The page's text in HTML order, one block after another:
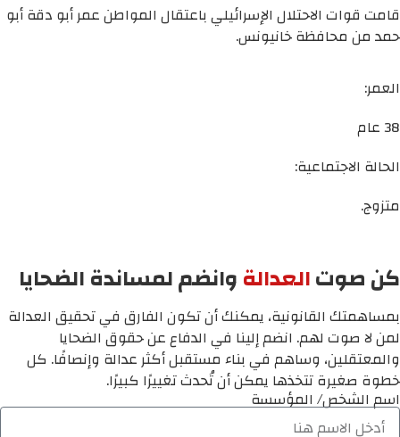
قامت قوات الاحتلال الإسرائيلي باعتقال المواطن عمر أبو دقة أبو
حمد من محافظة خانيونس.
العمر:
38 عام
الحالة الاجتماعية:
متزوج.
كن صوتالعدالةوانضم لمساندة الضحايا
بمساهمتك القانونية، يمكنك أن تكون الفارق في تحقيق العدالة
لمن لا صوت لهم. انضم إلينا في الدفاع عن حقوق الضحايا
والمعتقلين، وساهم في بناء مستقبل أكثر عدالة وإنصافًا. كل
خطوة صغيرة تتخذها يمكن أن تُحدث تغييرًا كبيرًا.
اسم الشخص/ المؤسسة